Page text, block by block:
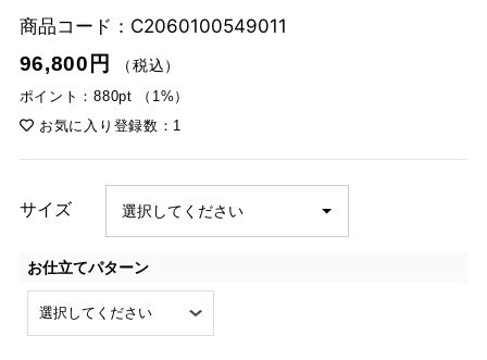
商品コード： C2060100549011
96,800円
（税込）
ポイント：880pt （1%）
お気に入り登録数：1
サイズ
お仕立てパターン